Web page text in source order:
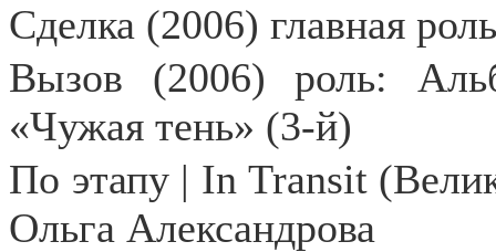
Сделка (2006) главная
Вызов (2006) роль:
«Чужая тень» (3-й)
По этапу | In Transit
Ольга Александрова